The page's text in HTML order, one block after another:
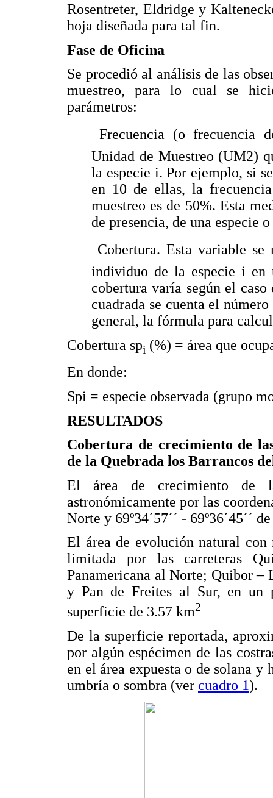
Rosentreter, Eldridge y
hoja diseñada para tal fin.
Fase de Oficina
Se procedió al análisis de las
muestreo, para lo cual se
parámetros:
 Frecuencia (o
Unidad de Muestreo (UM2)
la especie i. Por ejemplo, si
en 10 de ellas, la
muestreo es de 50%. Esta
de presencia, de una especie
 Cobertura. Esta variable
individuo de la especie i en
cobertura varía según el
cuadrada se cuenta el
general, la fórmula para
Cobertura spi (%) = área que
En donde:
Spi = especie observada (grupo
RESULTADOS
Cobertura de crecimiento de
de la Quebrada los Barrancos
El área de crecimiento de
astronómicamente por las
Norte y 69º34´57´´ - 69º36´45´´
El área de evolución natural con
limitada por las carreteras
Panamericana al Norte; Quibor –
y Pan de Freites al Sur, en un
superficie de 3.57 km2
De la superficie reportada,
por algún espécimen de las
en el área expuesta o de solana y
umbría o sombra (ver cuadro 1).